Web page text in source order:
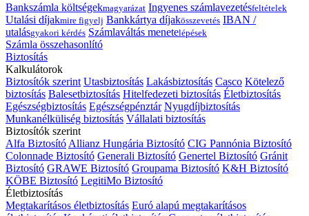
Bankszámla költségekmagyarázat Ingyenes számlavezetésfeltételek
Utalási díjakmire figyelj Bankkártya díjakösszevetés IBAN /
utalásgyakori kérdés Számlaváltás menetelépések
Számla összehasonlító
Biztosítás
Kalkulátorok
Biztosítók szerint Utasbiztosítás Lakásbiztosítás Casco Kötelező
biztosítás Balesetbiztosítás Hitelfedezeti biztosítás Életbiztosítás
Egészségbiztosítás Egészségpénztár Nyugdíjbiztosítás
Munkanélküliség biztosítás Vállalati biztosítás
Biztosítók szerint
Alfa Biztosító Allianz Hungária Biztosító CIG Pannónia Biztosító
Colonnade Biztosító Generali Biztosító Genertel Biztosító Gránit
Biztosító GRAWE Biztosító Groupama Biztosító K&H Biztosító
KÖBE Biztosító LegitiMo Biztosító
Életbiztosítás
Megtakarításos életbiztosítás Euró alapú megtakarításos